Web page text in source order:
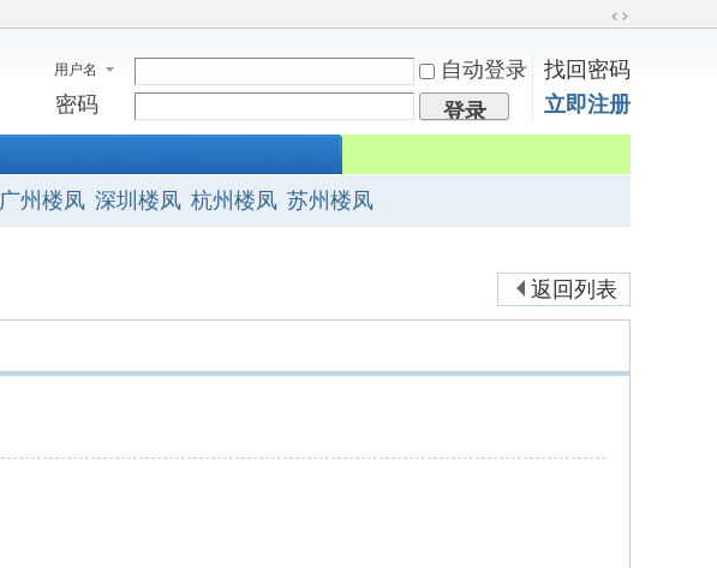
换
到
宽
用户名 自动登录
找回密码
密码
登录 立即注册
广州楼凤 深圳楼凤 杭州楼凤 苏州楼凤
返回列表